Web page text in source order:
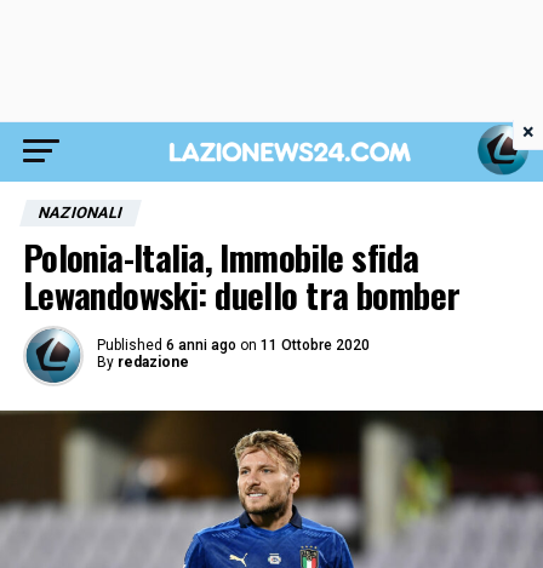
NAZIONALI
Polonia-Italia, Immobile sfida
Lewandowski: duello tra bomber
Published 6 anni ago on 11 Ottobre 2020
By redazione
×